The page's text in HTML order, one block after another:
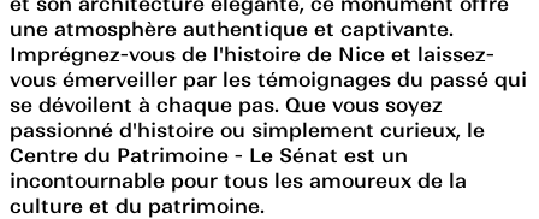
une atmosphère authentique et captivante.
Imprégnez-vous de l'histoire de Nice et laissez-
vous émerveiller par les témoignages du passé qui
se dévoilent à chaque pas. Que vous soyez
passionné d'histoire ou simplement curieux, le
Centre du Patrimoine - Le Sénat est un
incontournable pour tous les amoureux de la
culture et du patrimoine.